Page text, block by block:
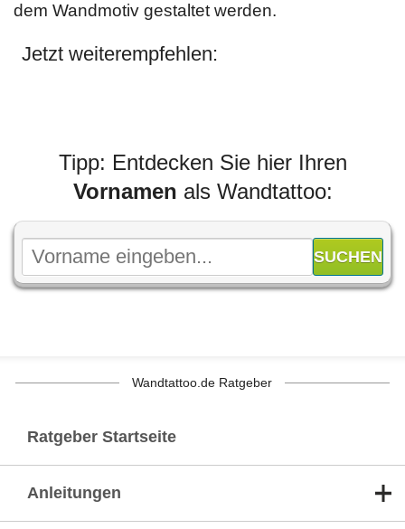
dem Wandmotiv gestaltet werden.
Jetzt weiterempfehlen:
Tipp: Entdecken Sie hier Ihren
Vornamen als Wandtattoo:
Wandtattoo.de Ratgeber
Ratgeber Startseite
Anleitungen